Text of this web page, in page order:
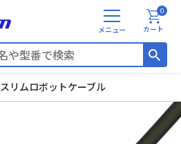
メ
ニ
カート
0
スリムロボットケーブル